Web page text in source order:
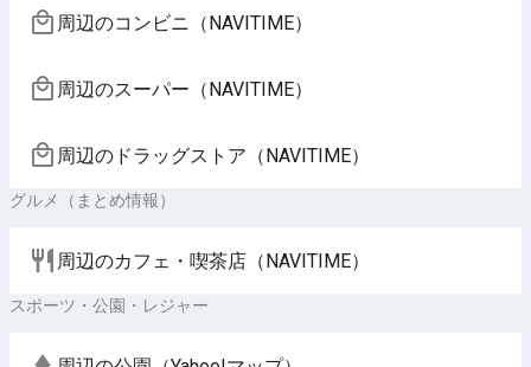
周辺のコンビニ（NAVITIME）
周辺のスーパー（NAVITIME）
周辺のドラッグストア（NAVITIME）
グルメ（まとめ情報）
周辺のカフェ・喫茶店（NAVITIME）
スポーツ・公園・レジャー